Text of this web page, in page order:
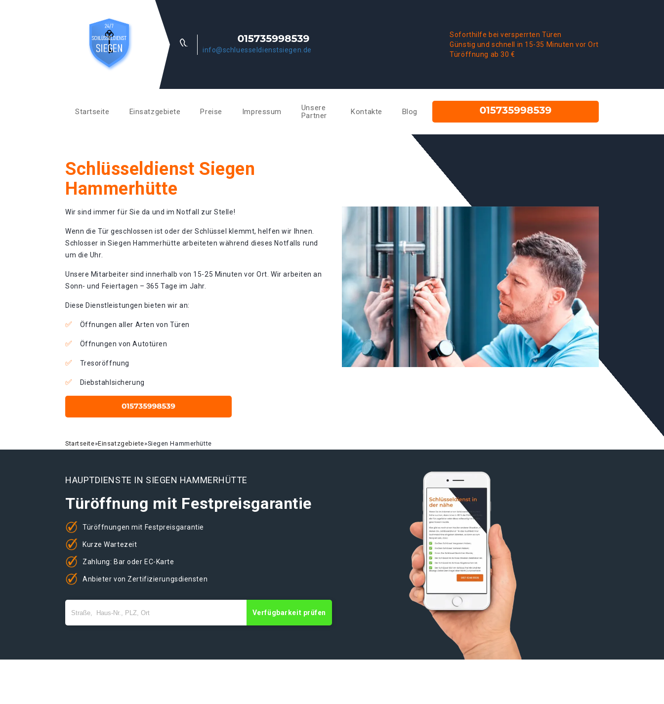
info@schluesseldienstsiegen.de
Soforthilfe bei versperrten Türen
Günstig und schnell in 15-35 Minuten vor Ort
Türöffnung ab 30 €
Startseite Einsatzgebiete Preise Impressum
Unsere
Partner
Kontakte Blog
Schlüsseldienst Siegen
Hammerhütte
Wir sind immer für Sie da und im Notfall zur Stelle!
Wenn die Tür geschlossen ist oder der Schlüssel klemmt, helfen wir Ihnen.
Schlosser in Siegen Hammerhütte arbeiteten während dieses Notfalls rund
um die Uhr.
Unsere Mitarbeiter sind innerhalb von 15-25 Minuten vor Ort. Wir arbeiten an
Sonn- und Feiertagen – 365 Tage im Jahr.
Diese Dienstleistungen bieten wir an:
Öffnungen aller Arten von Türen
Öffnungen von Autotüren
Tresoröffnung
Diebstahlsicherung
Startseite»Einsatzgebiete»Siegen Hammerhütte
HAUPTDIENSTE IN SIEGEN HAMMERHÜTTE
Türöffnung mit Festpreisgarantie
Türöffnungen mit Festpreisgarantie
Kurze Wartezeit
Zahlung: Bar oder EC-Karte
Anbieter von Zertifizierungsdiensten
Verfügbarkeit prüfen